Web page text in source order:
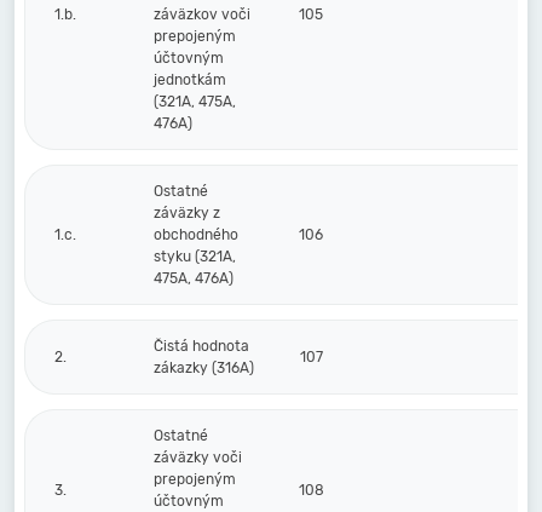
1.b.
záväzkov voči
prepojeným
účtovným
jednotkám
(321A, 475A,
476A)
105
1.c.
Ostatné
záväzky z
obchodného
styku (321A,
475A, 476A)
106
2.
Čistá hodnota
zákazky (316A)
107
3.
Ostatné
záväzky voči
prepojeným
účtovným
108